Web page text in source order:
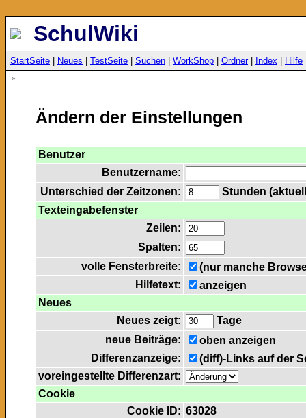
SchulWiki
StartSeite Neues TestSeite Suchen WorkShop Ordner| Index Hilfe
»
Ändern der Einstellungen
Benutzer
Benutzername:
Unterschied der Zeitzonen:
Stunden
Texteingabefenster
Zeilen:
Spalten:
volle Fensterbreite:
(nur manche
Hilfetext:
anzeigen
Neues
Neues zeigt:
Tage
neue Beiträge:
oben anzeigen
Differenzanzeige:
(diff)-Links auf der
voreingestellte Differenzart:
Cookie
Cookie ID: 63028